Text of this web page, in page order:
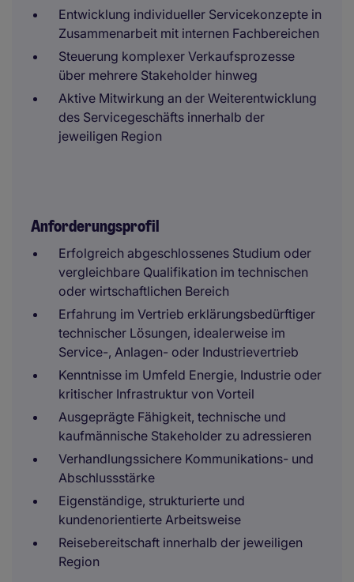
Entwicklung individueller Servicekonzepte in
Zusammenarbeit mit internen Fachbereichen
Steuerung komplexer Verkaufsprozesse
über mehrere Stakeholder hinweg
Aktive Mitwirkung an der Weiterentwicklung
des Servicegeschäfts innerhalb der
jeweiligen Region
Anforderungsprofil
Erfolgreich abgeschlossenes Studium oder
vergleichbare Qualifikation im technischen
oder wirtschaftlichen Bereich
Erfahrung im Vertrieb erklärungsbedürftiger
technischer Lösungen, idealerweise im
Service-, Anlagen- oder Industrievertrieb
Kenntnisse im Umfeld Energie, Industrie oder
kritischer Infrastruktur von Vorteil
Ausgeprägte Fähigkeit, technische und
kaufmännische Stakeholder zu adressieren
Verhandlungssichere Kommunikations- und
Abschlussstärke
Eigenständige, strukturierte und
kundenorientierte Arbeitsweise
Reisebereitschaft innerhalb der jeweiligen
Region